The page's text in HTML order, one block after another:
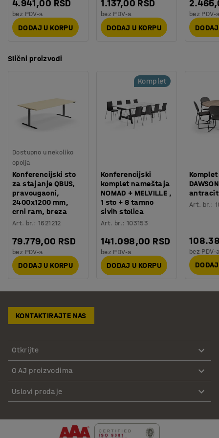
4.941,00 RSD
bez PDV-a
DODAJ U KORPU
1.137,00 RSD
bez PDV-a
DODAJ U KORPU
bez PDV-
Slični proizvodi
Dostupno u nekoliko
opcija
Konferencijski sto
za stajanje QBUS,
pravougaoni,
2400x1200 mm,
crni ram, breza
Art. br.:1621212
79.779,00 RSD
bez PDV-a
DODAJ U KORPU
Komplet
Konferencijski
komplet nameštaja
NOMAD + MELVILLE ,
1 sto + 8 tamno
sivih stolica
Art. br.: 103153
141.098,00 RSD
bez PDV-a
DODAJ U KORPU
Komplet
Art. br.:
bez PDV-
KONTAKTIRAJTE NAS
Otkrijte
O AJ proizvodima
Uslovi prodaje